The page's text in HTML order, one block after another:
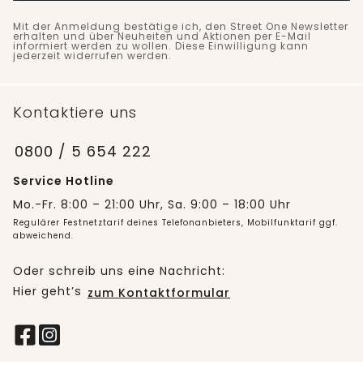
Mit der Anmeldung bestätige ich, den Street One Newsletter
erhalten und über Neuheiten und Aktionen per E-Mail
informiert werden zu wollen. Diese Einwilligung kann
jederzeit widerrufen werden.
Kontaktiere uns
0800 / 5 654 222
Service Hotline
Mo.-Fr. 8:00 – 21:00 Uhr, Sa. 9:00 – 18:00 Uhr
Regulärer Festnetztarif deines Telefonanbieters, Mobilfunktarif ggf.
abweichend.
Oder schreib uns eine Nachricht:
Hier geht’s zum Kontaktformular